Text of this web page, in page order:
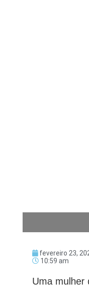
fevereiro 23,
10:59 am
Uma mulher